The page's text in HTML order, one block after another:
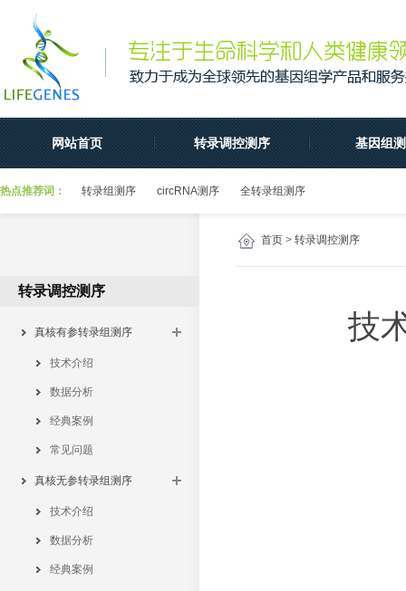
网站首页 转录调控测序 基因组
热点推荐词： 转录组测序 circRNA测序 全转录组测序
首页 > 转录调控测序
转录调控测序
真核有参转录组测序
技术介绍
数据分析
经典案例
常见问题
真核无参转录组测序
技术介绍
数据分析
经典案例
技